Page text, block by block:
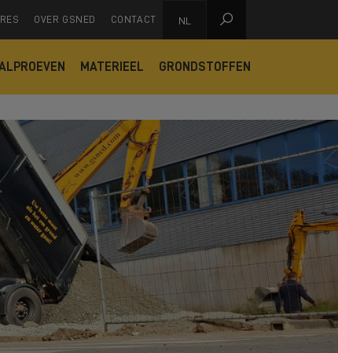
OVER GSNED CONTACT NL 
MATERIEEL GRONDSTOFFEN